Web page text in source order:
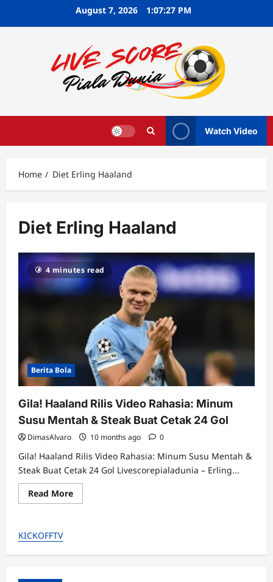
August 7, 2026 1:07:28 PM
Watch Video
Home Diet Erling Haaland
Diet Erling Haaland
4 minutes read
Berita Bola
Gila! Haaland Rilis Video Rahasia: Minum
Susu Mentah & Steak Buat Cetak 24 Gol
DimasAlvaro 10 months ago 0
Gila! Haaland Rilis Video Rahasia: Minum Susu Mentah &
Steak Buat Cetak 24 Gol Livescorepialadunia – Erling...
Read MoreRead
more
Rahasia:
KICKOFFTV